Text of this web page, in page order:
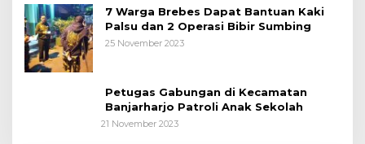
7 Warga Brebes Dapat Bantuan Kaki
Palsu dan 2 Operasi Bibir Sumbing
25 November 2023
Petugas Gabungan di Kecamatan
Banjarharjo Patroli Anak Sekolah
21 November 2023